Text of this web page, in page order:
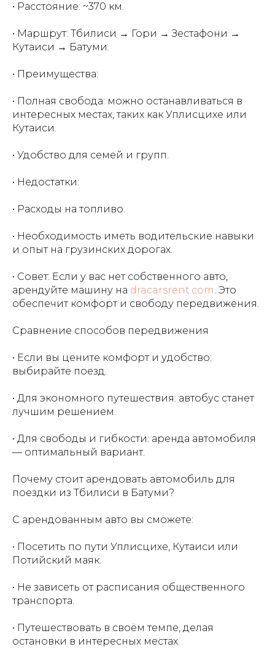
• Расстояние: ~370 км.
• Маршрут: Тбилиси → Гори → Зестафони →
Кутаиси → Батуми.
• Преимущества:
• Полная свобода: можно останавливаться в
интересных местах, таких как Уплисцихе или
Кутаиси.
• Удобство для семей и групп.
• Недостатки:
• Расходы на топливо.
• Необходимость иметь водительские навыки
и опыт на грузинских дорогах.
• Совет: Если у вас нет собственного авто,
арендуйте машину на dracarsrent.com. Это
обеспечит комфорт и свободу передвижения.
Сравнение способов передвижения
• Если вы цените комфорт и удобство:
выбирайте поезд.
• Для экономного путешествия: автобус станет
лучшим решением.
• Для свободы и гибкости: аренда автомобиля
— оптимальный вариант.
Почему стоит арендовать автомобиль для
поездки из Тбилиси в Батуми?
С арендованным авто вы сможете:
• Посетить по пути Уплисцихе, Кутаиси или
Потийский маяк.
• Не зависеть от расписания общественного
транспорта.
• Путешествовать в своём темпе, делая
остановки в интересных местах.